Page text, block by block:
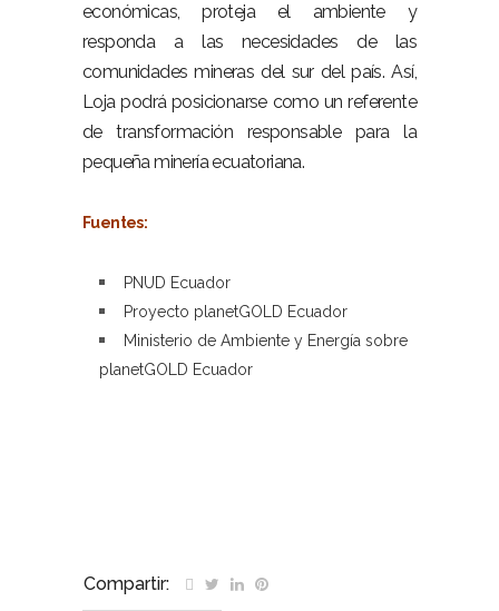
económicas, proteja el ambiente y
responda a las necesidades de las
comunidades mineras del sur del país. Así,
Loja podrá posicionarse como un referente
de transformación responsable para la
pequeña minería ecuatoriana.
Fuentes:
PNUD Ecuador
Proyecto planetGOLD Ecuador
Ministerio de Ambiente y Energía sobre
planetGOLD Ecuador
Compartir: